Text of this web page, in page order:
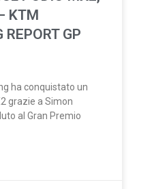
KTM
REPORT GP
ha conquistato un
grazie a Simon
al Gran Premio